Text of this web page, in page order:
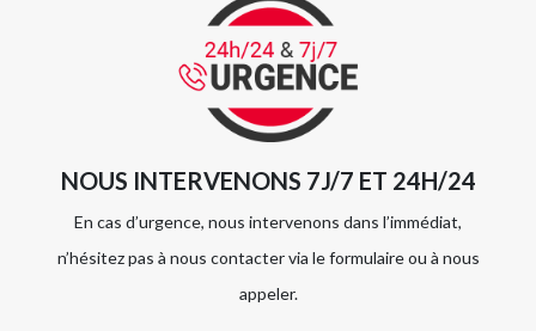
NOUS INTERVENONS 7J/7 ET 24H/24
En cas d’urgence, nous intervenons dans l’immédiat,
n’hésitez pas à nous contacter via le formulaire ou à nous
appeler.